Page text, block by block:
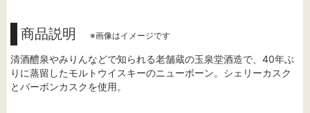
商品説明 ※画像はイメージです
清酒醴泉やみりんなどで知られる老舗蔵の玉泉堂酒造で、40年ぶ
りに蒸留したモルトウイスキーのニューボーン。シェリーカスク
とバーボンカスクを使用。